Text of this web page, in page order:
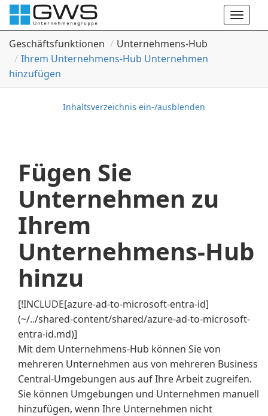
Toggle
Geschäftsfunktionen
Unternehmens-Hub
Ihrem Unternehmens-Hub Unternehmen
hinzufügen
Inhaltsverzeichnis ein-/ausblenden
Fügen Sie
Unternehmen zu
Ihrem
Unternehmens-Hub
hinzu
[!INCLUDE[azure-ad-to-microsoft-entra-id]
(~/../shared-content/shared/azure-ad-to-microsoft-
entra-id.md)]
Mit dem Unternehmens-Hub können Sie von
mehreren Unternehmen aus von mehreren Business
Central-Umgebungen aus auf Ihre Arbeit zugreifen.
Sie können Umgebungen und Unternehmen manuell
hinzufügen, wenn Ihre Unternehmen nicht